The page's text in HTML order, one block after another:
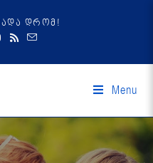
დრომ!
Menu